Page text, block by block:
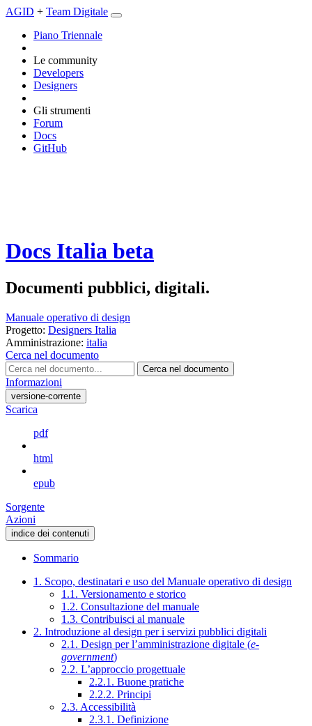
AGID + Team Digitale
Piano Triennale
Le community
Developers
Designers
Gli strumenti
Forum
Docs
GitHub
Docs Italia beta
Documenti pubblici, digitali.
Manuale operativo di design
Progetto: Designers Italia
Amministrazione: italia
Cerca nel documento
Cerca nel documento
Informazioni
versione-corrente
Scarica
pdf
html
epub
Sorgente
Azioni
indice dei contenuti
Sommario
1. Scopo, destinatari e uso del Manuale operativo di design
1.1. Versionamento e storico
1.2. Consultazione del manuale
1.3. Contribuisci al manuale
2. Introduzione al design per i servizi pubblici digitali
2.1. Design per l’amministrazione digitale (e-
government)
2.2. L’approccio progettuale
2.2.1. Buone pratiche
2.2.2. Principi
2.3. Accessibilità
2.3.1. Definizione